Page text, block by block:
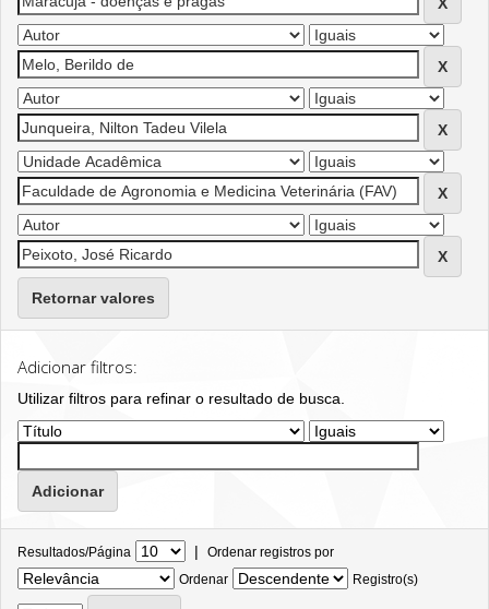
Retornar valores
Adicionar filtros:
Utilizar filtros para refinar o resultado de busca.
Resultados/Página | Ordenar registros por
Ordenar
Registro(s)